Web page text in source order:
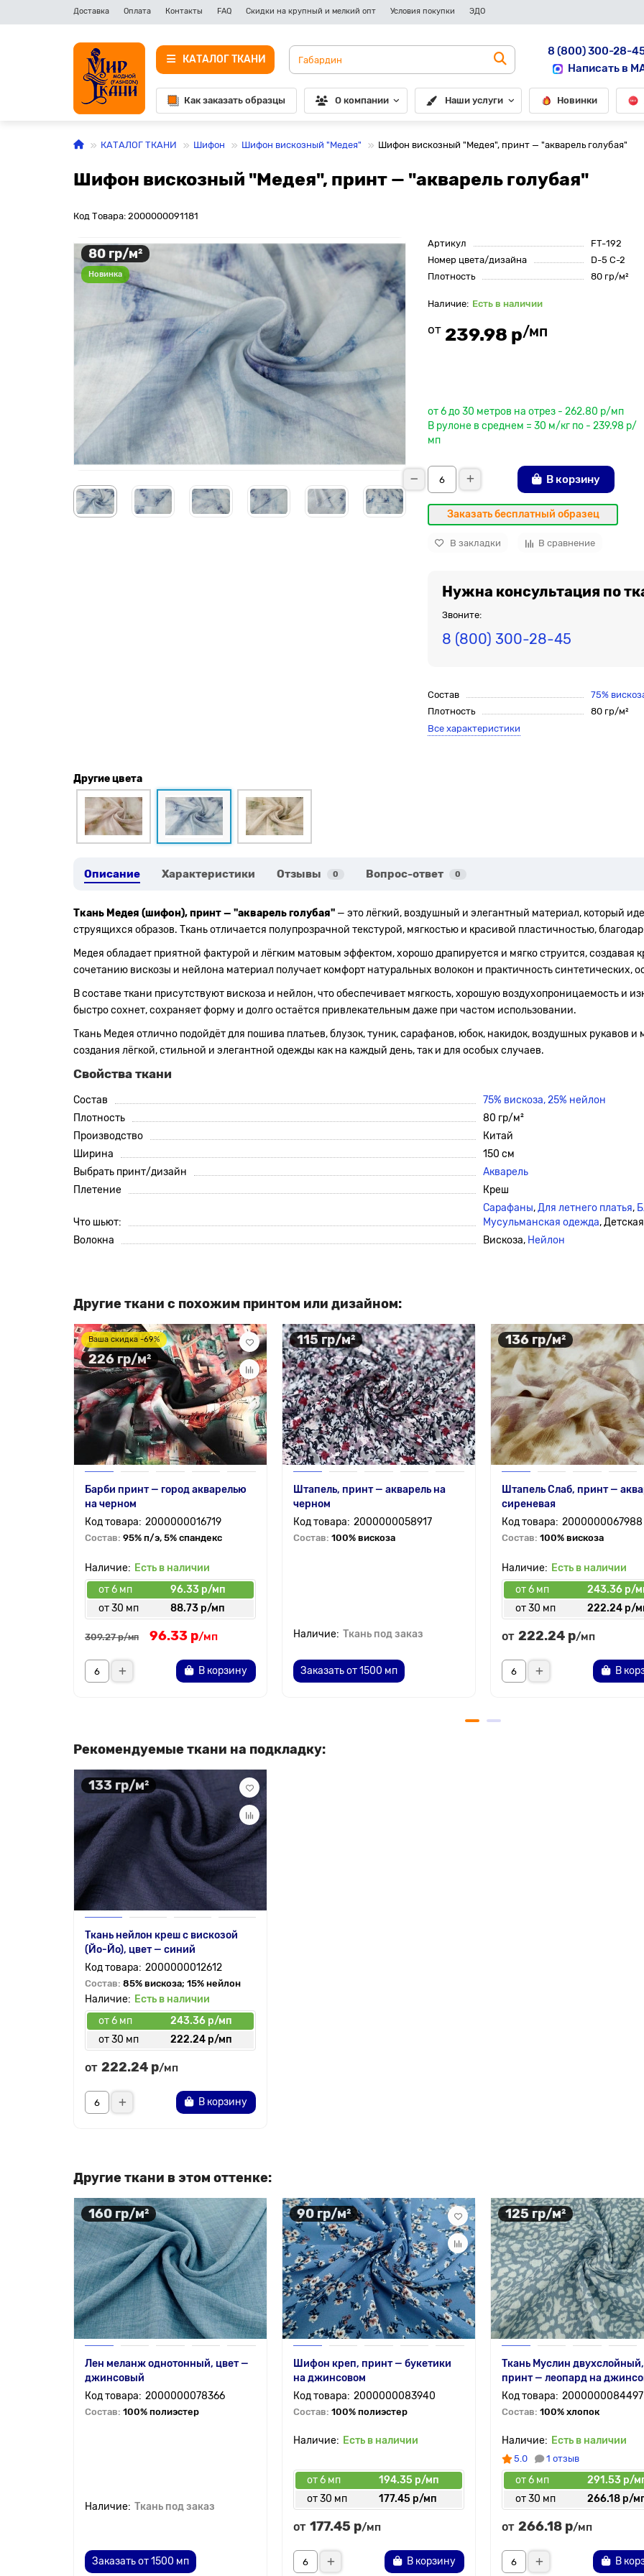
Доставка Оплата Контакты FAQ Скидки на крупный и мелкий опт Условия покупки ЭДО
КАТАЛОГ ТКАНИ
8 (800) 300-28-
Написать в
Как заказать образцы О компании Наши услуги Новинки
КАТАЛОГ ТКАНИ Шифон Шифон вискозный "Медея" Шифон вискозный "Медея", принт — "акварель голубая"
Шифон вискозный "Медея", принт — "акварель голубая"
Код Товара: 2000000091181
80 гр/м²
Новинка
Артикул
FT-192
Номер цвета/дизайна
D-5 C-2
Плотность
80 гр/м²
Есть в наличии
от 239.98 р/мп
от 6 до 30 метров на отрез - 262.80 р/мп
В рулоне в среднем = 30 м/кг по - 239.98 р/
мп
В корзину
Заказать бесплатный образец
В закладки В сравнение
Нужна консультация по
Звоните:
8 (800) 300-28-45
Состав
75%
Плотность
80 гр/м²
Все характеристики
Другие цвета
Описание Характеристики Отзывы 0 Вопрос-ответ 0
Ткань Медея (шифон), принт — "акварель голубая" — это лёгкий, воздушный и элегантный материал, который
струящихся образов. Ткань отличается полупрозрачной текстурой, мягкостью и красивой пластичностью,
Медея обладает приятной фактурой и лёгким матовым эффектом, хорошо драпируется и мягко струится, создавая
сочетанию вискозы и нейлона материал получает комфорт натуральных волокон и практичность синтетических,
В составе ткани присутствуют вискоза и нейлон, что обеспечивает мягкость, хорошую воздухопроницаемость и
быстро сохнет, сохраняет форму и долго остаётся привлекательным даже при частом использовании.
Ткань Медея отлично подойдёт для пошива платьев, блузок, туник, сарафанов, юбок, накидок, воздушных рукавов
создания лёгкой, стильной и элегантной одежды как на каждый день, так и для особых случаев.
Свойства ткани
Состав
75% вискоза, 25% нейлон
Плотность
80 гр/м²
Производство
Китай
Ширина
150 см
Выбрать принт/дизайн
Акварель
Плетение
Креш
Что шьют:
Сарафаны,Для летнего платья,
Мусульманская одежда,
Волокна
Вискоза, Нейлон
Другие ткани с похожим принтом или дизайном:
Ваша скидка -69%
226 гр/м²
Барби принт — город акварелью
на черном
2000000016719
Состав: 95% п/э, 5% спандекс
Есть в наличии
от 6 мп
96.33 р/мп
от 30 мп
88.73 р/мп
309.27 р/мп 96.33 р/мп
В корзину
115 гр/м²
Штапель, принт — акварель на
черном
2000000058917
Состав: 100% вискоза
Ткань под заказ
Заказать от 1500 мп
136 гр/м²
Штапель Слаб, принт —
сиреневая
2000000067988
Состав: 100% вискоза
Есть в наличии
от 6 мп
243.36 р/
от 30 мп
222.24 р/
от 222.24 р/мп
В
Рекомендуемые ткани на подкладку:
133 гр/м²
Ткань нейлон креш с вискозой
(Йо-Йо), цвет — синий
2000000012612
Состав: 85% вискоза; 15% нейлон
Есть в наличии
от 6 мп
243.36 р/мп
от 30 мп
222.24 р/мп
от 222.24 р/мп
В корзину
Другие ткани в этом оттенке:
160 гр/м²
Лен меланж однотонный, цвет —
джинсовый
2000000078366
Состав: 100% полиэстер
Ткань под заказ
Заказать от 1500 мп
90 гр/м²
Шифон креп, принт — букетики
на джинсовом
2000000083940
Состав: 100% полиэстер
Есть в наличии
от 6 мп
194.35 р/мп
от 30 мп
177.45 р/мп
от 177.45 р/мп
В корзину
125 гр/м²
Ткань Муслин двухслойный,
принт — леопард на
2000000084497
Состав: 100% хлопок
Есть в наличии
5.0 1 отзыв
от 6 мп
291.53 р/
от 30 мп
266.18 р/
от 266.18 р/мп
В